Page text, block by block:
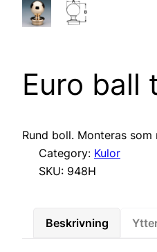
Euro ball
Rund boll. Monteras som
Category: Kulor
SKU: 948H
Beskrivning